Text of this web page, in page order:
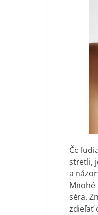
Čo
stretli,
a
Mnohé
séra.
zdieľať